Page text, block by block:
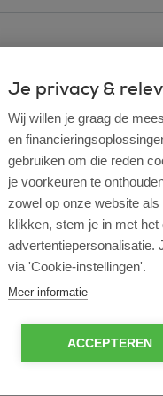
ondernemer?
operational lease?
ROS Finance?
Je privacy &
Wij willen je graag de
en
gebruiken om die reden
je voorkeuren te
zowel op onze website
klikken, stem je in met
advertentiepersonalisatie.
via 'Cookie-instellingen'.
Meer informatie
ACCEPTEREN